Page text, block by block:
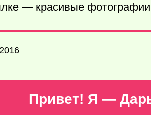
— красивые
Привет! Я —